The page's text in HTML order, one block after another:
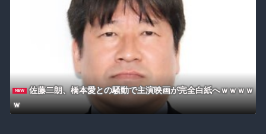
NEW
佐藤二朗、橋本愛との騒動で主演映画が完全白紙へｗｗｗｗ
ｗ